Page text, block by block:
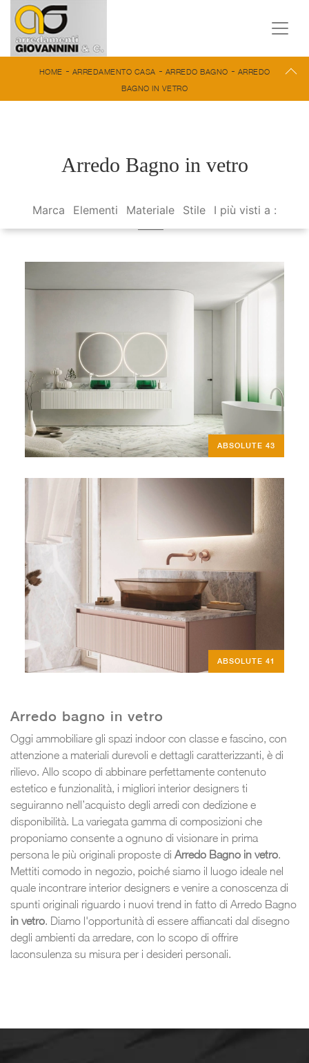
HOME - ARREDAMENTO CASA - ARREDO BAGNO - ARREDO
BAGNO IN VETRO
Arredo Bagno in vetro
Marca Elementi Materiale Stile I più visti a :
ABSOLUTE 43
ABSOLUTE 41
Arredo bagno in vetro
Oggi ammobiliare gli spazi indoor con classe e fascino, con
attenzione a materiali durevoli e dettagli caratterizzanti, è di
rilievo. Allo scopo di abbinare perfettamente contenuto
estetico e funzionalità, i migliori interior designers ti
seguiranno nell’acquisto degli arredi con dedizione e
disponibilità. La variegata gamma di composizioni che
proponiamo consente a ognuno di visionare in prima
persona le più originali proposte di Arredo Bagno in vetro.
Mettiti comodo in negozio, poiché siamo il luogo ideale nel
quale incontrare interior designers e venire a conoscenza di
spunti originali riguardo i nuovi trend in fatto di Arredo Bagno
in vetro. Diamo l'opportunità di essere affiancati dal disegno
degli ambienti da arredare, con lo scopo di offrire
laconsulenza su misura per i desideri personali.